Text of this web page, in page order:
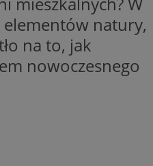
natury,
na to, jak
nowoczesnego